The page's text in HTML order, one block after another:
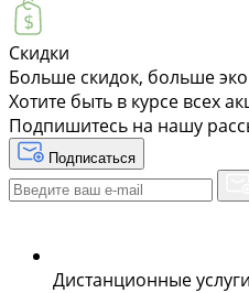
Скидки
Больше скидок, больше
Хотите быть в курсе всех
Подпишитесь на нашу
Подписаться
Дистанционные